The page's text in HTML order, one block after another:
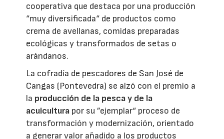
cooperativa que destaca por una producción
“muy diversificada“ de productos como
crema de avellanas, comidas preparadas
ecológicas y transformados de setas o
arándanos.
La cofradía de pescadores de San José de
Cangas (Pontevedra) se alzó con el premio a
la producción de la pesca y de la
acuicultura por su ”ejemplar“ proceso de
transformación y modernización, orientado
a generar valor añadido a los productos